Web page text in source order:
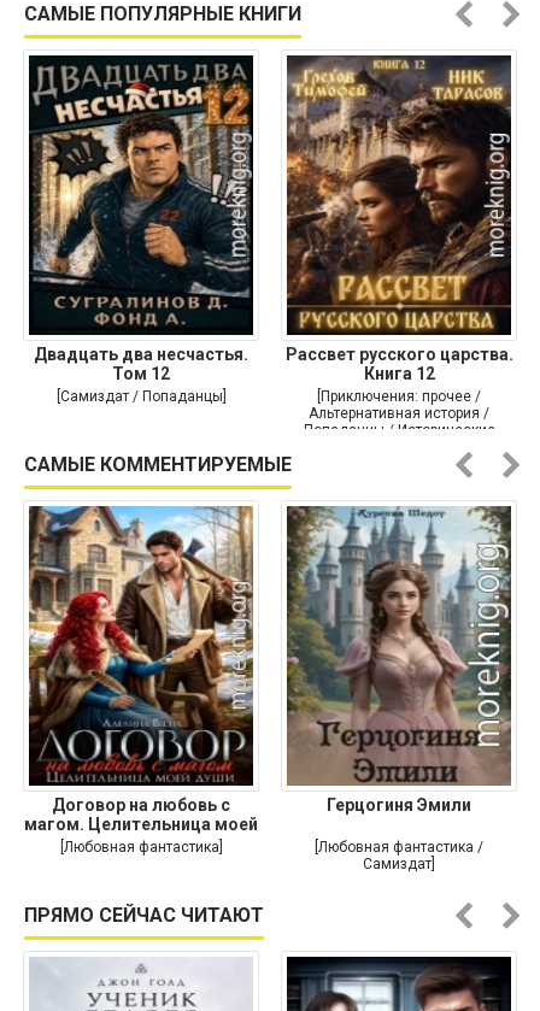
САМЫЕ ПОПУЛЯРНЫЕ КНИГИ
Двадцать два несчастья.
Том 12
[Самиздат / Попаданцы]
Рассвет русского царства.
Книга 12
[Приключения: прочее /
Альтернативная история /
Попаданцы / Исторические
САМЫЕ КОММЕНТИРУЕМЫЕ
Договор на любовь с
магом. Целительница моей
души
[Любовная фантастика]
Герцогиня Эмили
[Любовная фантастика /
Самиздат]
ПРЯМО СЕЙЧАС ЧИТАЮТ